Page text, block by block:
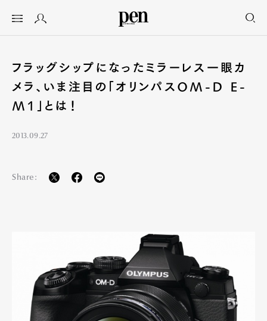
フラッグシップになったミラーレス一眼カ
メラ、いま注目の「オリンパスOM-D E-
M1」とは！
2013.09.27
Share: